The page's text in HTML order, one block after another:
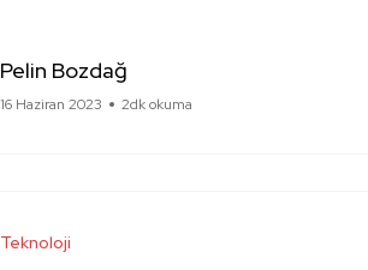
Pelin Bozdağ
16 Haziran 2023 2dk okuma
Teknoloji